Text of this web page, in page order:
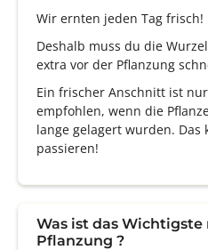
Wir ernten jeden Tag frisch!
Deshalb muss du die
extra vor der Pflanzung
Ein frischer Anschnitt ist
empfohlen, wenn die
lange gelagert wurden.
passieren!
Was ist das Wichtigste
Pflanzung ?